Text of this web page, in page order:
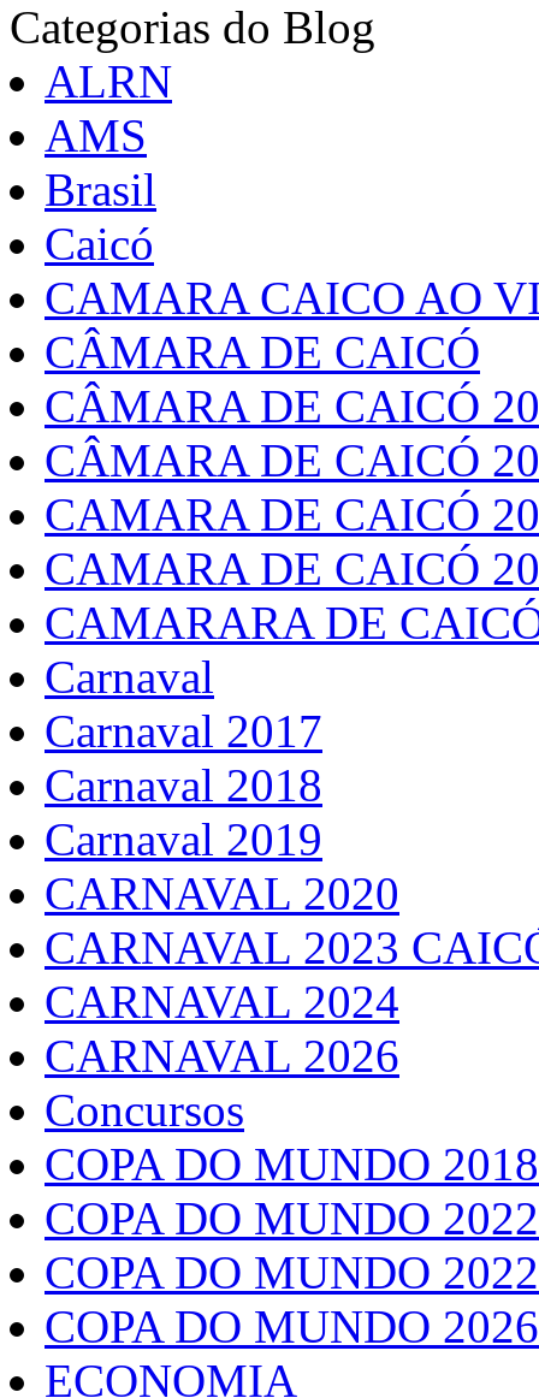
Categorias do Blog
ALRN
AMS
Brasil
Caicó
CAMARA CAICO AO
CÂMARA DE CAICÓ
CÂMARA DE CAICÓ
CÂMARA DE CAICÓ
CAMARA DE CAICÓ
CAMARA DE CAICÓ
CAMARARA DE
Carnaval
Carnaval 2017
Carnaval 2018
Carnaval 2019
CARNAVAL 2020
CARNAVAL 2023
CARNAVAL 2024
CARNAVAL 2026
Concursos
COPA DO MUNDO 2018
COPA DO MUNDO 2022
COPA DO MUNDO
COPA DO MUNDO 2026
ECONOMIA